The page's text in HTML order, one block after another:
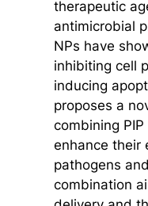
therapeutic
antimicrobial
NPs have
inhibiting cell
inducing
proposes a
combining
enhance their
pathogens
combination